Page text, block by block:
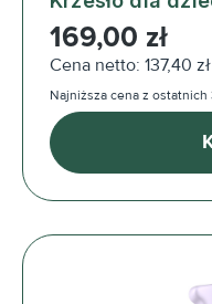
Cena regularna:
169,00 zł
Cena netto: 137,40 zł
Najniższa cena z ostatnich